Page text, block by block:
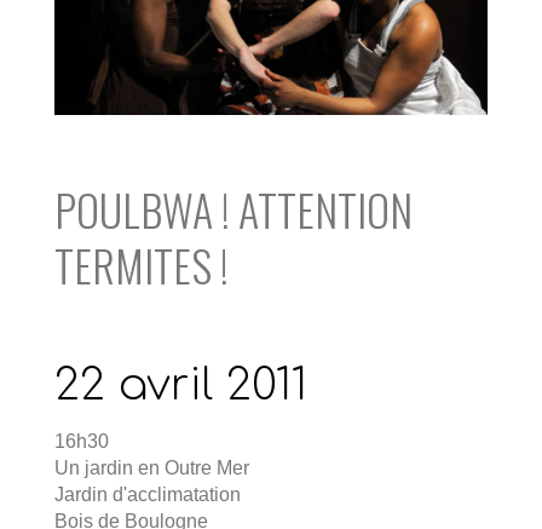
POULBWA ! ATTENTION
TERMITES !
22 avril 2011
16h30
Un jardin en Outre Mer
Jardin d'acclimatation
Bois de Boulogne